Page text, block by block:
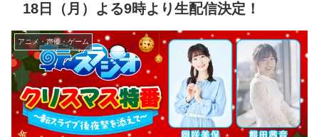
18日（月）よる9時より生配信決定！
アニメ・声優・ゲーム